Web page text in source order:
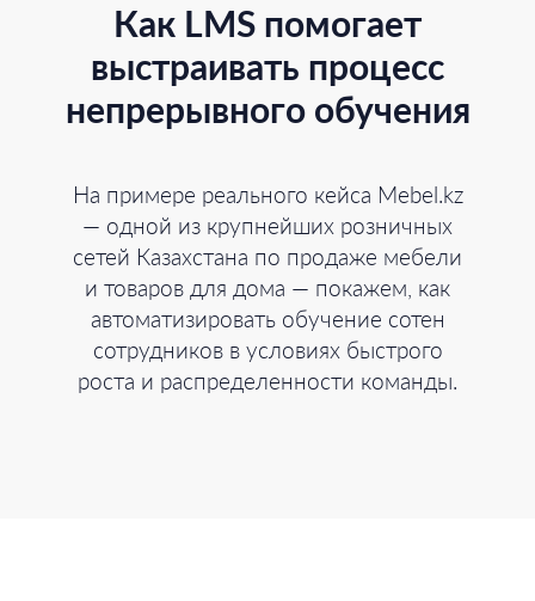
Как LMS помогает
выстраивать процесс
непрерывного обучения
На примере реального кейса Mebel.kz
— одной из крупнейших розничных
сетей Казахстана по продаже мебели
и товаров для дома — покажем, как
автоматизировать обучение сотен
сотрудников в условиях быстрого
роста и распределенности команды.